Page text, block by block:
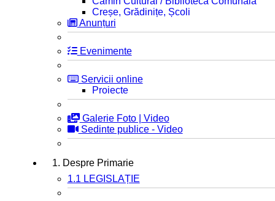
Creșe, Grădinițe, Școli
Anunțuri
Evenimente
Servicii online
Proiecte
Galerie Foto | Video
Sedinte publice - Video
1. Despre Primarie
1.1 LEGISLAȚIE